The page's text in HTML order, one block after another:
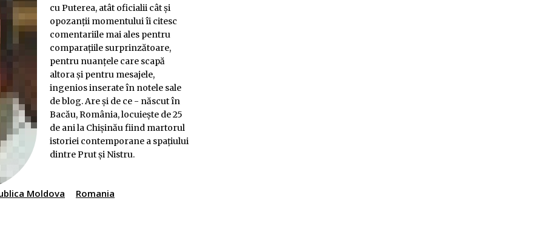
cu Puterea, atât oficialii cât şi
opozanţii momentului îi citesc
comentariile mai ales pentru
comparaţiile surprinzătoare,
pentru nuanţele care scapă
altora şi pentru mesajele,
ingenios inserate în notele sale
de blog. Are și de ce - născut în
Bacău, România, locuiește de 25
de ani la Chișinău fiind martorul
istoriei contemporane a spațiului
dintre Prut și Nistru.
Moldova
Romania